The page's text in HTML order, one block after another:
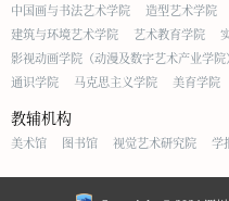
中国画与书法艺术学院 造型艺术学院
建筑与环境艺术学院
艺术教育学院
影视动画学院（动漫及数字艺术产业学院）
通识学院
马克思主义学院 美育学院
教辅机构
美术馆 图书馆 视觉艺术研究院 学